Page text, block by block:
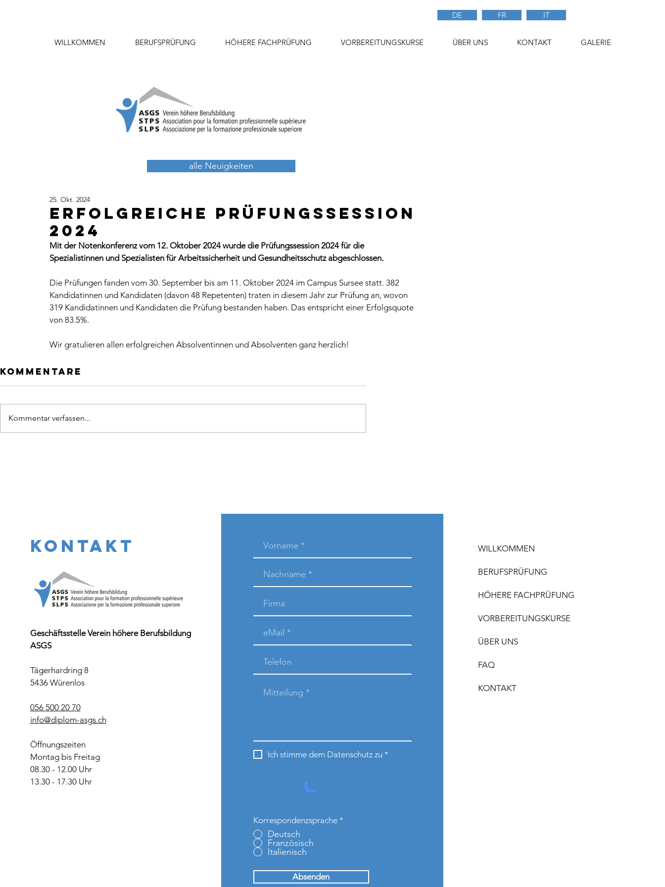
DE FR IT
WILLKOMMEN BERUFSPRÜFUNG HÖHERE FACHPRÜFUNG VORBEREITUNGSKURSE ÜBER UNS KONTAKT GALERIE
alle Neuigkeiten
Erfolgreiche Prüfungssession
2024
25. Okt. 2024
Mit der Notenkonferenz vom 12. Oktober 2024 wurde die Prüfungssession 2024 für die
Spezialistinnen und Spezialisten für Arbeitssicherheit und Gesundheitsschutz abgeschlossen.
Die Prüfungen fanden vom 30. September bis am 11. Oktober 2024 im Campus Sursee statt. 382
Kandidatinnen und Kandidaten (davon 48 Repetenten) traten in diesem Jahr zur Prüfung an, wovon
319 Kandidatinnen und Kandidaten die Prüfung bestanden haben. Das entspricht einer Erfolgsquote
von 83.5%.
Wir gratulieren allen erfolgreichen Absolventinnen und Absolventen ganz herzlich!
Kommentare
Kommentar verfassen...
KONTAKT
Geschäftsstelle Verein höhere Berufsbildung
ASGS
Tägerhardring 8
5436 Würenlos
056 500 20 70
info@diplom-asgs.ch
Öffnungszeiten
Montag bis Freitag
08.30 - 12.00 Uhr
13.30 - 17.30 Uhr
Ich stimme dem Datenschutz zu *
Korrespondenzsprache *
Deutsch
Französisch
Italienisch
Absenden
WILLKOMMEN
BERUFSPRÜFUNG
HÖHERE FACHPRÜFUNG
VORBEREITUNGSKURSE
ÜBER UNS
FAQ
KONTAKT